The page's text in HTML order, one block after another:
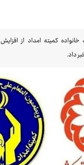
داد.